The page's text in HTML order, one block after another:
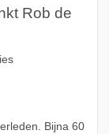
Rob de
Bijna 60